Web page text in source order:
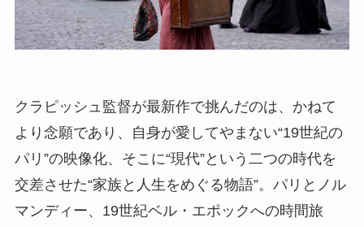
クラピッシュ監督が最新作で挑んだのは、かねて
より念願であり、自身が愛してやまない“19世紀の
パリ”の映像化、そこに“現代”という二つの時代を
交差させた“家族と人生をめぐる物語”。パリとノル
マンディー、19世紀ベル・エポックへの時間旅